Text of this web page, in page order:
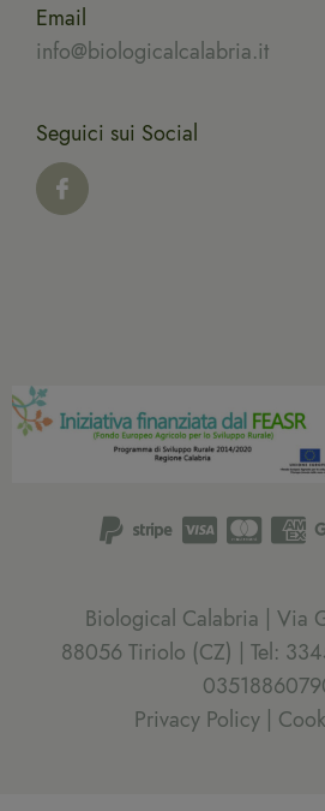
Email
info@biologicalcalabria.it
Seguici sui Social
Biological Calabria | Via
88056 Tiriolo (CZ) | Tel:
Privacy Policy |